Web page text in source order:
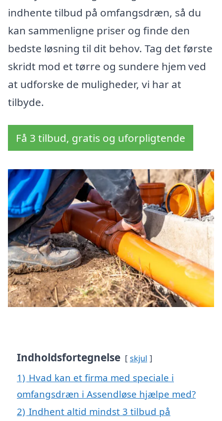
indhente tilbud på omfangsdræn, så du
kan sammenligne priser og finde den
bedste løsning til dit behov. Tag det første
skridt mod et tørre og sundere hjem ved
at udforske de muligheder, vi har at
tilbyde.
Få 3 tilbud, gratis og uforpligtende
Indholdsfortegnelse skjul
1) Hvad kan et firma med speciale i
omfangsdræn i Assendløse hjælpe med?
2) Indhent altid mindst 3 tilbud på